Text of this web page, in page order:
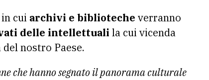
in cui archivi e biblioteche verranno
delle intellettuali la cui vicenda
nostro Paese.
che hanno segnato il panorama culturale